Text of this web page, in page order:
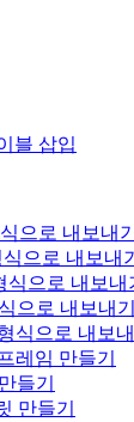
블 삽입
으로 내보내기
으로 내보내기
식으로 내보내
으로 내보내기
식으로 내보내
레임 만들기
들기
만들기